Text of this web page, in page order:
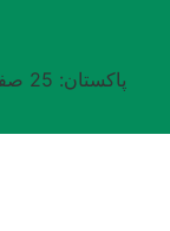
پاکستان: 25 صفر 1448